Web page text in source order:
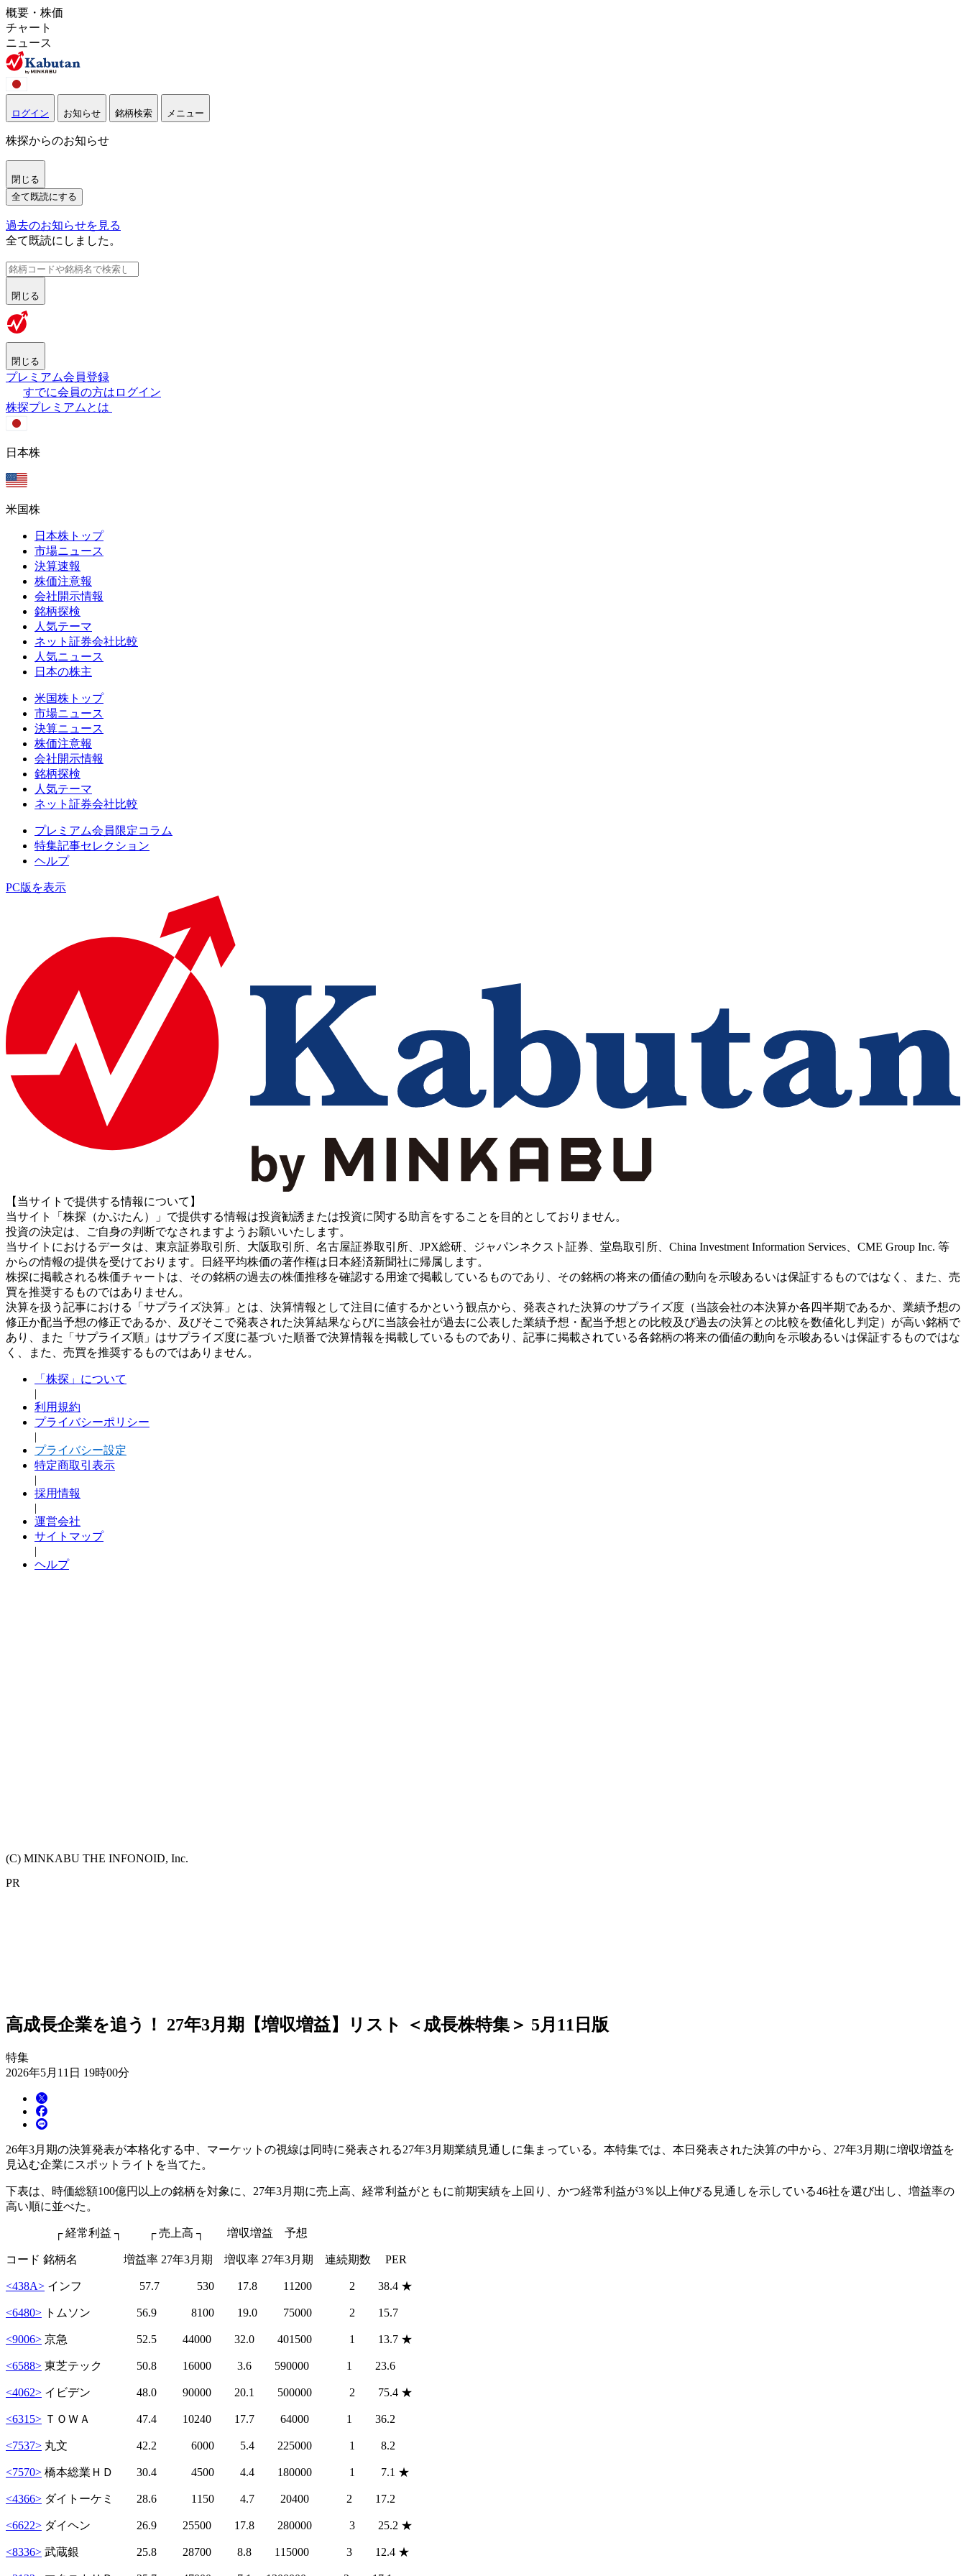
概要・株価
チャート
ニュース
ログイン お知らせ 銘柄検索 メニュー
株探からのお知らせ
閉じる
全て既読にする
過去のお知らせを見る
全て既読にしました。
閉じる
閉じる
プレミアム会員登録
すでに会員の方はログイン
株探プレミアムとは
日本株
米国株
日本株トップ
市場ニュース
決算速報
株価注意報
会社開示情報
銘柄探検
人気テーマ
ネット証券会社比較
人気ニュース
日本の株主
米国株トップ
市場ニュース
決算ニュース
株価注意報
会社開示情報
銘柄探検
人気テーマ
ネット証券会社比較
プレミアム会員限定コラム
特集記事セレクション
ヘルプ
PC版を表示
【当サイトで提供する情報について】
当サイト「株探（かぶたん）」で提供する情報は投資勧誘または投資に関する助言をすることを目的としておりません。
投資の決定は、ご自身の判断でなされますようお願いいたします。
当サイトにおけるデータは、東京証券取引所、大阪取引所、名古屋証券取引所、JPX総研、ジャパンネクスト証券、堂島取引所、China Investment Information Services、CME Group Inc. 等
からの情報の提供を受けております。日経平均株価の著作権は日本経済新聞社に帰属します。
株探に掲載される株価チャートは、その銘柄の過去の株価推移を確認する用途で掲載しているものであり、その銘柄の将来の価値の動向を示唆あるいは保証するものではなく、また、売
買を推奨するものではありません。
決算を扱う記事における「サプライズ決算」とは、決算情報として注目に値するかという観点から、発表された決算のサプライズ度（当該会社の本決算か各四半期であるか、業績予想の
修正か配当予想の修正であるか、及びそこで発表された決算結果ならびに当該会社が過去に公表した業績予想・配当予想との比較及び過去の決算との比較を数値化し判定）が高い銘柄で
あり、また「サプライズ順」はサプライズ度に基づいた順番で決算情報を掲載しているものであり、記事に掲載されている各銘柄の将来の価値の動向を示唆あるいは保証するものではな
く、また、売買を推奨するものではありません。
「株探」について
|
利用規約
プライバシーポリシー
|
プライバシー設定
特定商取引表示
|
採用情報
|
運営会社
サイトマップ
|
ヘルプ
(C) MINKABU THE INFONOID, Inc.
PR
高成長企業を追う！ 27年3月期【増収増益】リスト ＜成長株特集＞ 5月11日版
特集
2026年5月11日 19時00分
26年3月期の決算発表が本格化する中、マーケットの視線は同時に発表される27年3月期業績見通しに集まっている。本特集では、本日発表された決算の中から、27年3月期に増収増益を
見込む企業にスポットライトを当てた。
下表は、時価総額100億円以上の銘柄を対象に、27年3月期に売上高、経常利益がともに前期実績を上回り、かつ経常利益が3％以上伸びる見通しを示している46社を選び出し、増益率の
高い順に並べた。
┌ 経常利益 ┐ ┌ 売上高 ┐ 増収増益 予想
コード 銘柄名 増益率 27年3月期 増収率 27年3月期 連続期数 PER
<438A> インフ 57.7 530 17.8 11200 2 38.4 ★
<6480> トムソン 56.9 8100 19.0 75000 2 15.7
<9006> 京急 52.5 44000 32.0 401500 1 13.7 ★
<6588> 東芝テック 50.8 16000 3.6 590000 1 23.6
<4062> イビデン 48.0 90000 20.1 500000 2 75.4 ★
<6315> ＴＯＷＡ 47.4 10240 17.7 64000 1 36.2
<7537> 丸文 42.2 6000 5.4 225000 1 8.2
<7570> 橋本総業ＨＤ 30.4 4500 4.4 180000 1 7.1 ★
<4366> ダイトーケミ 28.6 1150 4.7 20400 2 17.2
<6622> ダイヘン 26.9 25500 17.8 280000 3 25.2 ★
<8336> 武蔵銀 25.8 28700 8.8 115000 3 12.4 ★